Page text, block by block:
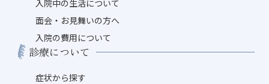
入院中の生活について
面会・お見舞いの方へ
入院の費用について
診療について
症状から探す